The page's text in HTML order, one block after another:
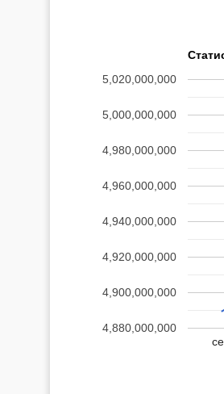
4,880,000,000
4,900,000,000
4,920,000,000
4,940,000,000
4,960,000,000
4,980,000,000
5,000,000,000
5,020,000,000